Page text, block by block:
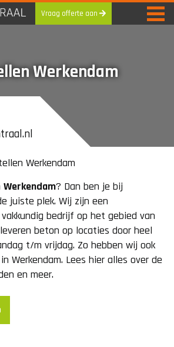
Vraag offerte aan
Werkendam
Werkendam
Werkendam? Dan ben je bij
juiste plek. Wij zijn een
bedrijf op het gebied van
beton op locaties door heel
t/m vrijdag. Zo hebben wij ook
Werkendam. Lees hier alles over de
en meer.